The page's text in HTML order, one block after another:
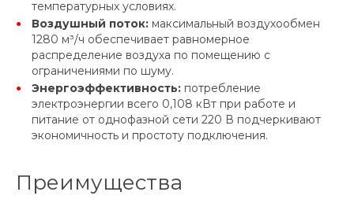
температурных условиях.
Воздушный поток: максимальный воздухообмен
1280 м³/ч обеспечивает равномерное
распределение воздуха по помещению с
ограничениями по шуму.
Энергоэффективность: потребление
электроэнергии всего 0,108 кВт при работе и
питание от однофазной сети 220 В подчеркивают
экономичность и простоту подключения.
Преимущества